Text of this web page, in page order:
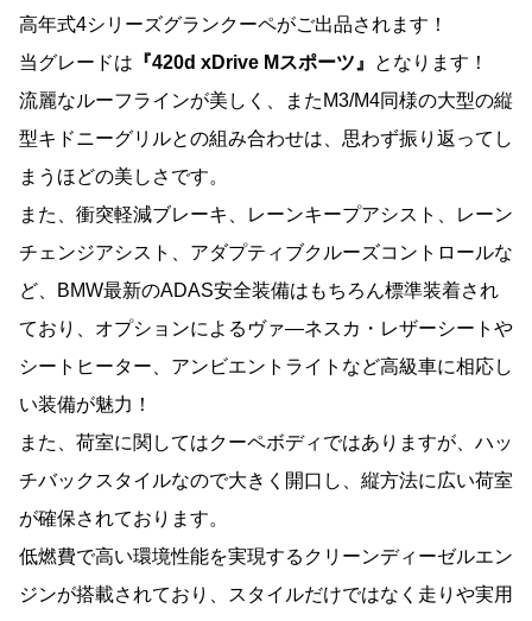
高年式4シリーズグランクーペがご出品されます！
当グレードは 『420d xDrive Mスポーツ』
となります！
流麗なルーフラインが美しく、またM3/M4同様の大型の縦
型キドニーグリルとの組み合わせは、思わず振り返ってし
まうほどの美しさです。
また、衝突軽減ブレーキ、レーンキープアシスト、レーン
チェンジアシスト、アダプティブクルーズコントロールな
ど、BMW最新のADAS安全装備はもちろん標準装着され
ており、オプションによるヴァ―ネスカ・レザーシートや
シートヒーター、アンビエントライトなど高級車に相応し
い装備が魅力！
また、荷室に関してはクーペボディではありますが、ハッ
チバックスタイルなので大きく開口し、縦方法に広い荷室
が確保されております。
低燃費で高い環境性能を実現するクリーンディーゼルエン
ジンが搭載されており、スタイルだけではなく走りや実用